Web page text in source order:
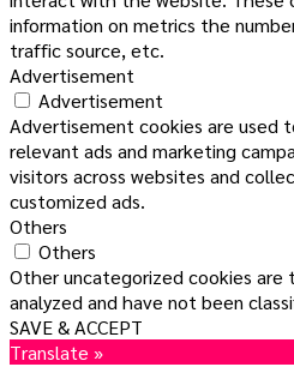
information on metrics the
traffic source, etc.
Advertisement
Advertisement
Advertisement cookies are used
relevant ads and marketing
visitors across websites and
customized ads.
Others
Others
Other uncategorized cookies are
analyzed and have not been
SAVE & ACCEPT
Translate »